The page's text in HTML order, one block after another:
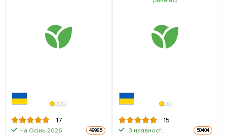
17
На Осінь-2026 49965
15
В наявності. 50404